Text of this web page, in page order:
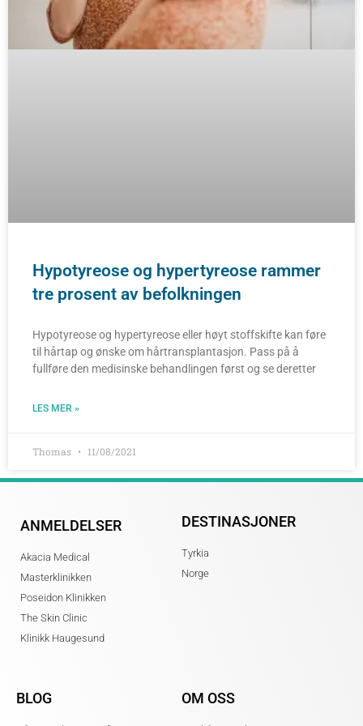
Hypotyreose og hypertyreose rammer
tre prosent av befolkningen
Hypotyreose og hypertyreose eller høyt stoffskifte kan føre
til hårtap og ønske om hårtransplantasjon. Pass på å
fullføre den medisinske behandlingen først og se deretter
LES MER »
Thomas 11/08/2021
ANMELDELSER
Akacia Medical
Masterklinikken
Poseidon Klinikken
The Skin Clinic
Klinikk Haugesund
DESTINASJONER
Tyrkia
Norge
BLOG OM OSS